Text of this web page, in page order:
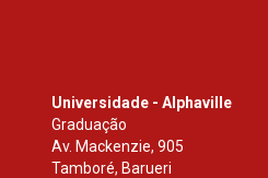
Universidade - Alphaville
Graduação
Av. Mackenzie, 905
Tamboré, Barueri